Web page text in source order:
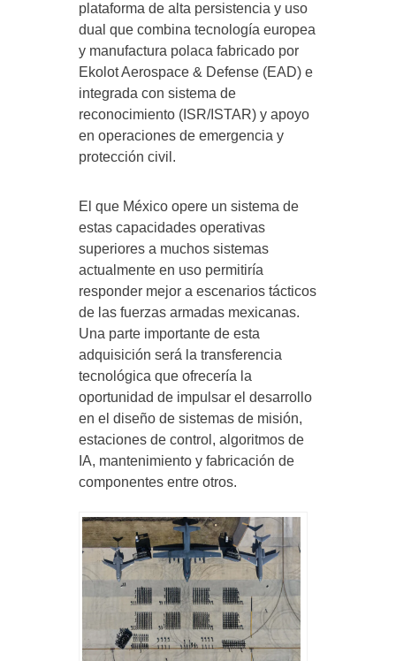
plataforma de alta persistencia y uso
dual que combina tecnología europea
y manufactura polaca fabricado por
Ekolot Aerospace & Defense (EAD) e
integrada con sistema de
reconocimiento (ISR/ISTAR) y apoyo
en operaciones de emergencia y
protección civil.
El que México opere un sistema de
estas capacidades operativas
superiores a muchos sistemas
actualmente en uso permitiría
responder mejor a escenarios tácticos
de las fuerzas armadas mexicanas.
Una parte importante de esta
adquisición será la transferencia
tecnológica que ofrecería la
oportunidad de impulsar el desarrollo
en el diseño de sistemas de misión,
estaciones de control, algoritmos de
IA, mantenimiento y fabricación de
componentes entre otros.